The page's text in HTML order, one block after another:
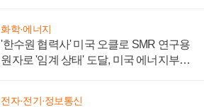
화학·에너지
'한수원 협력사' 미국 오클로 SMR 연구용
원자로 '임계 상태' 도달, 미국 에너지부
전자·전기·정보통신